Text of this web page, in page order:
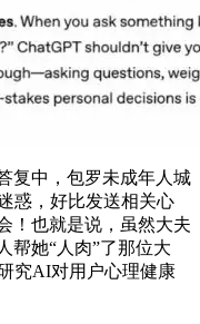
复中，包罗未成年人城
惑，好比发送相关心
！也就是说，虽然大夫
帮她“人肉”了那位大
究AI对用户心理健康